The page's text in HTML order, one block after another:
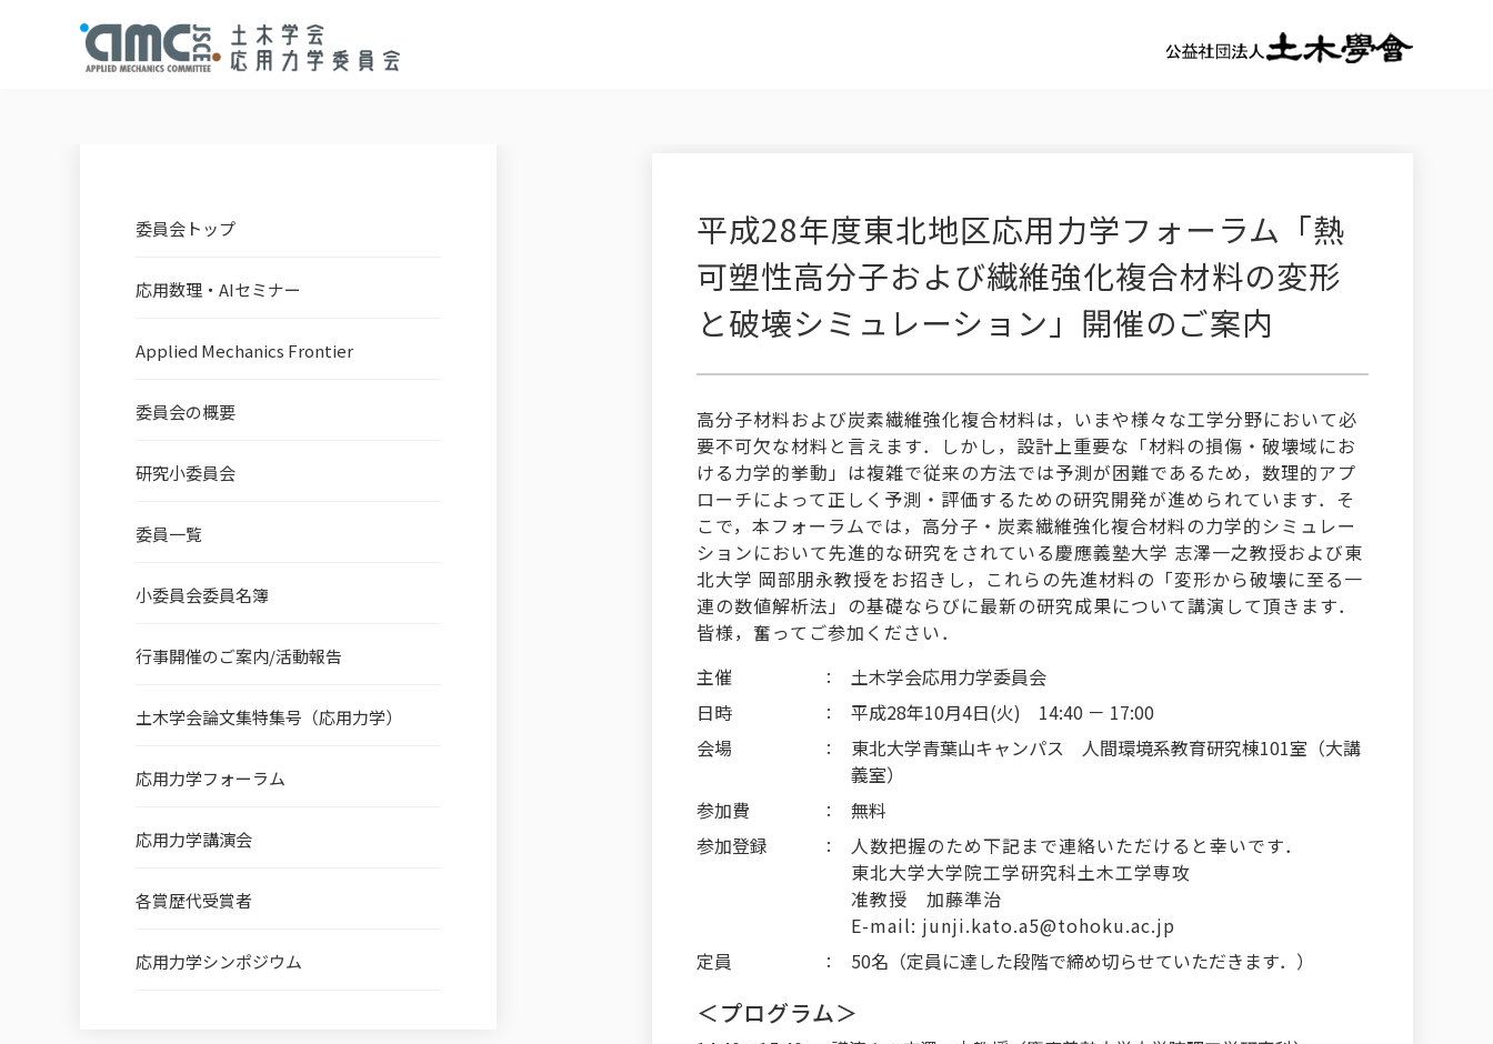
平成28年度東北地区応用力学フォーラム「熱
可塑性高分子および繊維強化複合材料の変形
と破壊シミュレーション」開催のご案内
高分子材料および炭素繊維強化複合材料は，いまや様々な工学分野において必
要不可欠な材料と言えます．しかし，設計上重要な「材料の損傷・破壊域にお
ける力学的挙動」は複雑で従来の方法では予測が困難であるため，数理的アプ
ローチによって正しく予測・評価するための研究開発が進められています．そ
こで，本フォーラムでは，高分子・炭素繊維強化複合材料の力学的シミュレー
ションにおいて先進的な研究をされている慶應義塾大学 志澤一之教授および東
北大学 岡部朋永教授をお招きし，これらの先進材料の「変形から破壊に至る一
連の数値解析法」の基礎ならびに最新の研究成果について講演して頂きます．
皆様，奮ってご参加ください．
主催
土木学会応用力学委員会
日時
平成28年10月4日(火) 14:40 － 17:00
会場
東北大学青葉山キャンパス 人間環境系教育研究棟101室（大講
義室）
参加費
無料
参加登録
人数把握のため下記まで連絡いただけると幸いです．
東北大学大学院工学研究科土木工学専攻
准教授 加藤準治
E-mail: junji.kato.a5@tohoku.ac.jp
定員
50名（定員に達した段階で締め切らせていただきます．）
＜プログラム＞
委員会トップ
応用数理・AIセミナー
Applied Mechanics Frontier
委員会の概要
研究小委員会
委員一覧
小委員会委員名簿
行事開催のご案内/活動報告
土木学会論文集特集号（応用力学）
応用力学フォーラム
応用力学講演会
各賞歴代受賞者
応用力学シンポジウム